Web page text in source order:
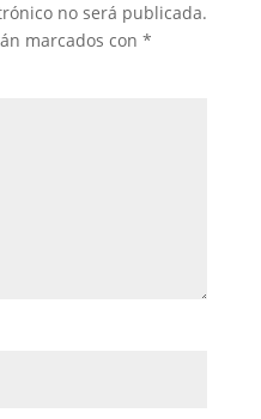
no será publicada.
marcados con *